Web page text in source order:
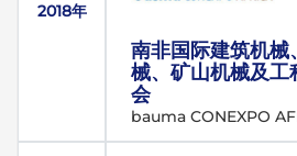
2018年
南非国际建筑机械
械、矿山机械及工
会
bauma CONEXPO